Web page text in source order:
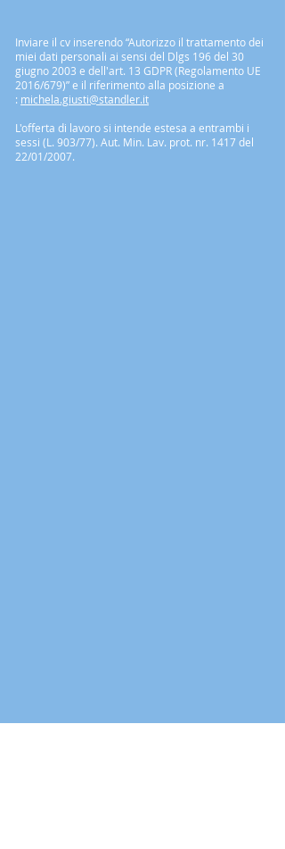
Inviare il cv inserendo “Autorizzo il trattamento dei
miei dati personali ai sensi del Dlgs 196 del 30
giugno 2003 e dell'art. 13 GDPR (Regolamento UE
2016/679)” e il riferimento alla posizione a
: michela.giusti@standler.it
L'offerta di lavoro si intende estesa a entrambi i
sessi (L. 903/77). Aut. Min. Lav. prot. nr. 1417 del
22/01/2007.